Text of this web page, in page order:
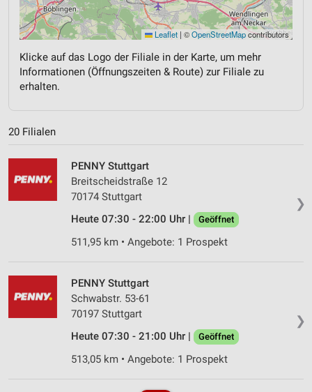
Leaflet | ©OpenStreetMapcontributors
Klicke auf das Logo der Filiale in der Karte, um mehr
Informationen (Öffnungszeiten & Route) zur Filiale zu
erhalten.
20 Filialen
❯
PENNY Stuttgart
Breitscheidstraße 12
70174 Stuttgart
Heute 07:30 - 22:00 Uhr |
Geöffnet
511,95 km • Angebote: 1 Prospekt
❯
PENNY Stuttgart
Schwabstr. 53-61
70197 Stuttgart
Heute 07:30 - 21:00 Uhr |
Geöffnet
513,05 km • Angebote: 1 Prospekt